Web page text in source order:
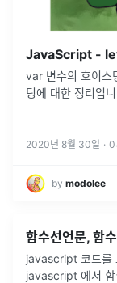
JavaScript -
var 변수의 호이스
팅에 대한 정리입
2020년 8월 30일 · 0
by modolee
함수선언문, 함
javascript 코드를
javascript 에서 함